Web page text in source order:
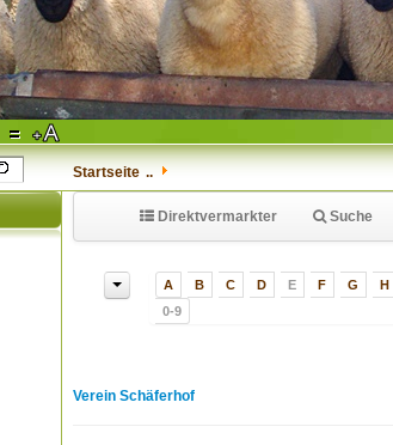
Startseite ..
Direktvermarkter Suche
A B C D E F G H
0-9
Verein Schäferhof